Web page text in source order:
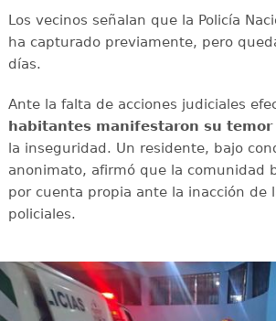
Los vecinos señalan que la Policía
ha capturado previamente, pero
días.
Ante la falta de acciones judiciales
habitantes manifestaron su temor
la inseguridad. Un residente, bajo
anonimato, afirmó que la comunidad
por cuenta propia ante la inacción de
policiales.